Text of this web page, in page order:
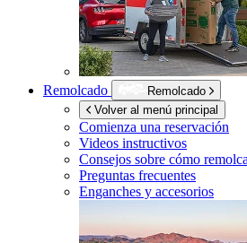
Remolcado
Remolcado
Volver al menú principal
Comienza una reservación
Videos instructivos
Consejos sobre cómo
Preguntas frecuentes
Enganches y accesorios